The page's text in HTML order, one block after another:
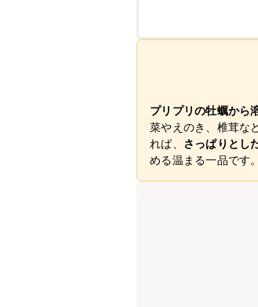
プリプリの牡蠣から
菜やえのき、椎茸な
れば、 さっぱりとし
める温まる一品です。